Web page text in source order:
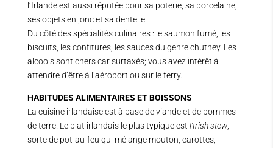
l’Irlande est aussi réputée pour sa poterie, sa porcelaine,
ses objets en jonc et sa dentelle.
Du côté des spécialités culinaires : le saumon fumé, les
biscuits, les confitures, les sauces du genre chutney. Les
alcools sont chers car surtaxés; vous avez intérêt à
attendre d’être à l’aéroport ou sur le ferry.
HABITUDES ALIMENTAIRES ET BOISSONS
La cuisine irlandaise est à base de viande et de pommes
de terre. Le plat irlandais le plus typique est l’Irish stew,
sorte de pot-au-feu qui mélange mouton, carottes,